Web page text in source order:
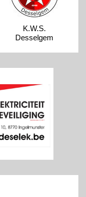
K.W.S.
Desselgem